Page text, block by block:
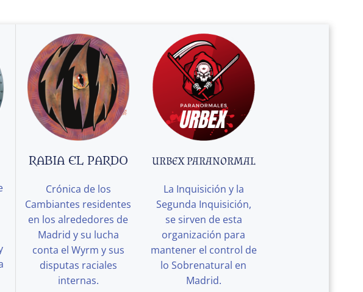
RABIA EL PARDO
Crónica de los
Cambiantes residentes
en los alrededores de
Madrid y su lucha
conta el Wyrm y sus
disputas raciales
internas.
URBEX PARANORMAL
La Inquisición y la
Segunda Inquisición,
se sirven de esta
organización para
mantener el control de
lo Sobrenatural en
Madrid.